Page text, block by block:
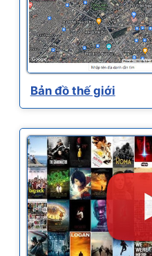
Bản đồ thế giới